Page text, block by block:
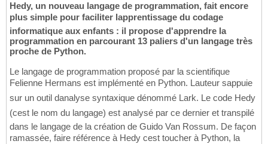
Hedy, un nouveau langage de programmation, fait encore
plus simple pour faciliter lapprentissage du codage
informatique aux enfants : il propose d'apprendre la
programmation en parcourant 13 paliers d'un langage très
proche de Python.
Le langage de programmation proposé par la scientifique
Felienne Hermans est implémenté en Python. Lauteur sappuie
sur un outil danalyse syntaxique dénommé Lark. Le code Hedy
(cest le nom du langage) est analysé par ce dernier et transpilé
dans le langage de la création de Guido Van Rossum. De façon
ramassée, faire référence à Hedy cest toucher à Python, la